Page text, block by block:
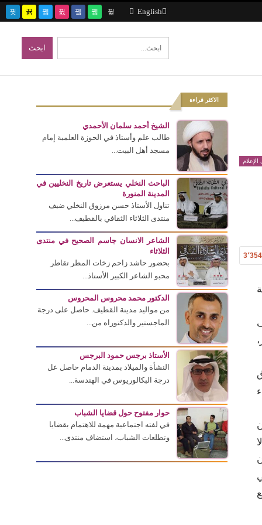
English
3٬354
الاكثر قراءة
الشيخ أحمد سلمان الأحمدي
طالب علم وأستاذ في الحوزة العلمية إمام
مسجد أهل البيت...
الباحث النخلي يستعرض تاريخ النخليين في
المدينة المنورة
تناول الأستاذ حسن مرزوق النخلي ضيف
منتدى الثلاثاء الثقافي بالقطيف...
الشاعر الانسان جاسم الصحيح في منتدى
الثلاثاء
بحضور حاشد زاحم زخات المطر تقاطر
محبو الشاعر الكبير الأستاذ...
الدكتور محمد محروس المحروس
من مواليد مدينة القطيف. حاصل على درجة
الماجستير والدكتوراه من...
الأستاذ برجس حمود البرجس
النشأة والميلاد بمدينة الدمام حاصل عل
درجة البكالوريوس في الهندسة...
حوار مفتوح حول قضايا الشباب
في لفته اجتماعية مهمة للاهتمام بقضايا
وتطلعات الشباب، استضاف منتدى...